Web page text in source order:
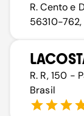
R. Cento e
56310-762,
R. R, 150 -
Brasil